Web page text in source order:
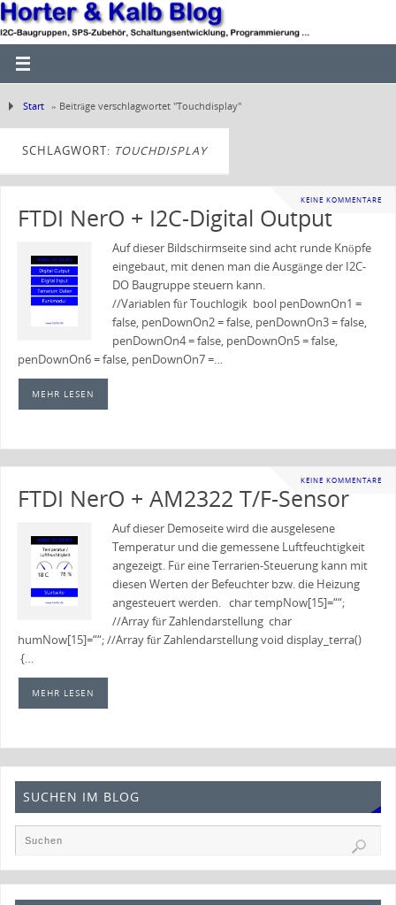
Start » Beiträge verschlagwortet "Touchdisplay"
SCHLAGWORT: TOUCHDISPLAY
KEINE KOMMENTARE
FTDI NerO + I2C-Digital Output
Auf dieser Bildschirmseite sind acht runde Knöpfe
eingebaut, mit denen man die Ausgänge der I2C-
DO Baugruppe steuern kann.
//Variablen für Touchlogik bool penDownOn1 =
false, penDownOn2 = false, penDownOn3 = false,
penDownOn4 = false, penDownOn5 = false,
penDownOn6 = false, penDownOn7 =…
MEHR LESEN
KEINE KOMMENTARE
FTDI NerO + AM2322 T/F-Sensor
Auf dieser Demoseite wird die ausgelesene
Temperatur und die gemessene Luftfeuchtigkeit
angezeigt. Für eine Terrarien-Steuerung kann mit
diesen Werten der Befeuchter bzw. die Heizung
angesteuert werden. char tempNow[15]=““;
//Array für Zahlendarstellung char
humNow[15]=““; //Array für Zahlendarstellung void display_terra()
{…
MEHR LESEN
SUCHEN IM BLOG